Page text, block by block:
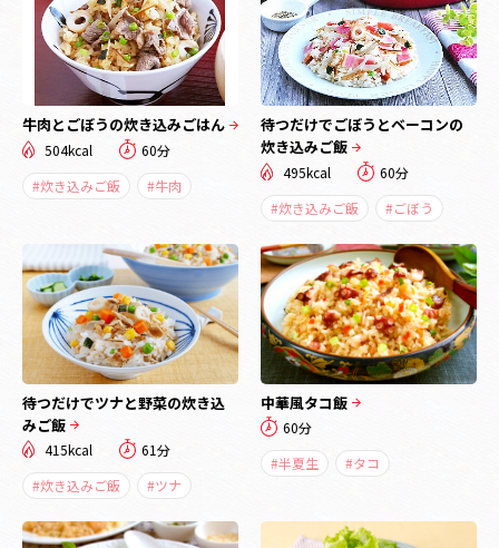
牛肉とごぼうの炊き込みごはん
504kcal
60分
#炊き込みご飯
#牛肉
待つだけでごぼうとベーコンの
炊き込みご飯
495kcal
60分
#炊き込みご飯
#ごぼう
待つだけでツナと野菜の炊き込
みご飯
415kcal
61分
#炊き込みご飯
#ツナ
中華風タコ飯
60分
#半夏生
#タコ